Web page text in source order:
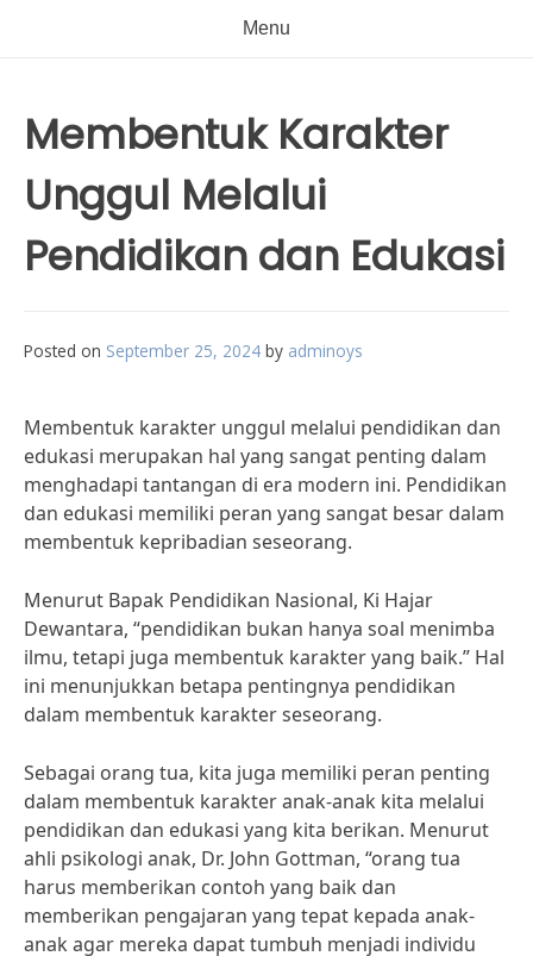
Menu
Membentuk Karakter
Unggul Melalui
Pendidikan dan Edukasi
Posted on September 25, 2024 by adminoys
Membentuk karakter unggul melalui pendidikan dan
edukasi merupakan hal yang sangat penting dalam
menghadapi tantangan di era modern ini. Pendidikan
dan edukasi memiliki peran yang sangat besar dalam
membentuk kepribadian seseorang.
Menurut Bapak Pendidikan Nasional, Ki Hajar
Dewantara, “pendidikan bukan hanya soal menimba
ilmu, tetapi juga membentuk karakter yang baik.” Hal
ini menunjukkan betapa pentingnya pendidikan
dalam membentuk karakter seseorang.
Sebagai orang tua, kita juga memiliki peran penting
dalam membentuk karakter anak-anak kita melalui
pendidikan dan edukasi yang kita berikan. Menurut
ahli psikologi anak, Dr. John Gottman, “orang tua
harus memberikan contoh yang baik dan
memberikan pengajaran yang tepat kepada anak-
anak agar mereka dapat tumbuh menjadi individu